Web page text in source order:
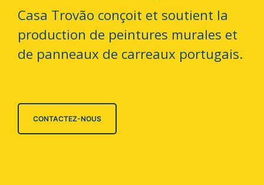
Casa Trovão conçoit et soutient la
production de peintures murales et
de panneaux de carreaux portugais.
CONTACTEZ-NOUS